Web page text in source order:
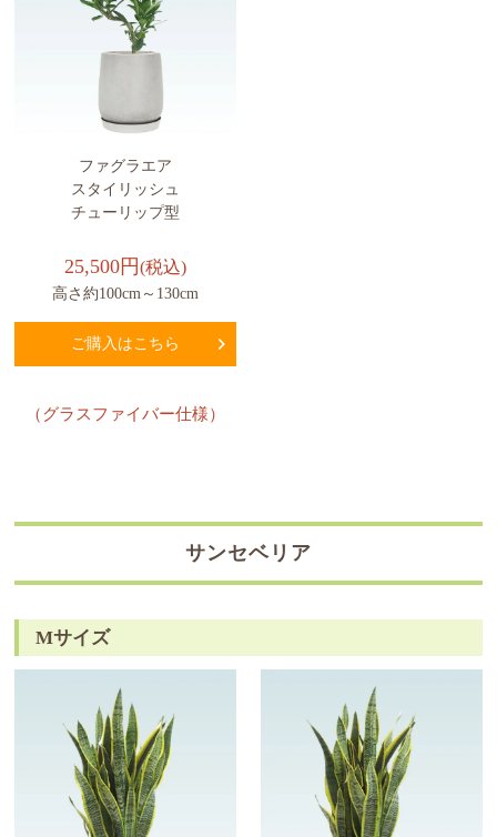
ファグラエア
スタイリッシュ
チューリップ型
25,500円(税込)
高さ約100cm～130cm
ご購入はこちら
（グラスファイバー仕様）
サンセベリア
Mサイズ